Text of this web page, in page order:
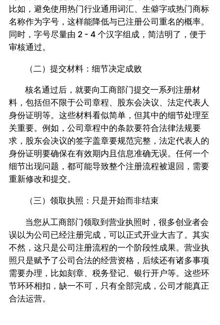
比如，避免使用热门行业通用词汇、生僻字或热门商标
名称作为字号，这样能降低与已注册公司重名的概率。
同时，字号尽量由 2 - 4 个汉字组成，简洁明了，便于
审核通过。
（二）提交材料：细节决定成败
核名通过后，就要向工商部门提交一系列注册材
料，包括但不限于公司章程、股东会决议、法定代表人
身份证明等。这些材料看似简单，但其中的细节处理至
关重要。例如，公司章程中的条款要符合法律法规要
求，股东会决议的签字盖章要规范完整，法定代表人的
身份证明要确保在有效期内且信息准确无误。任何一个
细节出现问题，都可能导致整个注册流程被退回，需要
重新修改和提交。
（三）领取执照：只是开始而非结束
当您从工商部门领取到营业执照时，很多创业者会
误以为公司已经注册完成，可以正式开业大吉了。其实
不然，这只是公司注册流程的一个阶段性成果。营业执
照只是赋予了公司合法的经营资格，后续还有诸多事项
需要办理，比如刻章、税务登记、银行开户等。这些环
节环环相扣，缺一不可，只有全部完成，公司才能真正
合法运营。